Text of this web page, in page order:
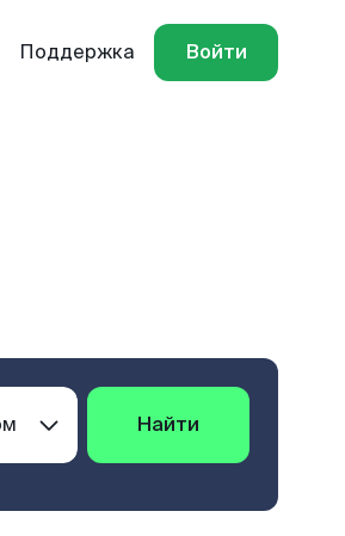
Поддержка Войти
Найти